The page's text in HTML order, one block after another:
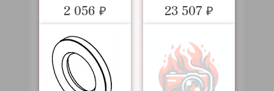
2 056 ₽ 23 507 ₽